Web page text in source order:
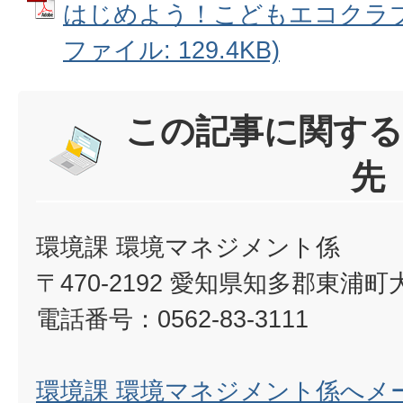
はじめよう！こどもエコクラ
ファイル: 129.4KB)
この記事に関す
先
環境課 環境マネジメント係
〒470-2192 愛知県知多郡東浦町
電話番号：0562-83-3111
環境課 環境マネジメント係へメ